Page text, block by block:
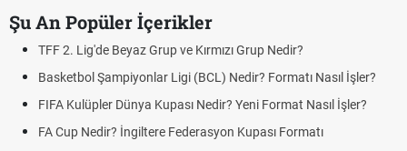
Şu An Popüler İçerikler
TFF 2. Lig'de Beyaz Grup ve Kırmızı Grup Nedir?
Basketbol Şampiyonlar Ligi (BCL) Nedir? Formatı Nasıl İşler?
FIFA Kulüpler Dünya Kupası Nedir? Yeni Format Nasıl İşler?
FA Cup Nedir? İngiltere Federasyon Kupası Formatı